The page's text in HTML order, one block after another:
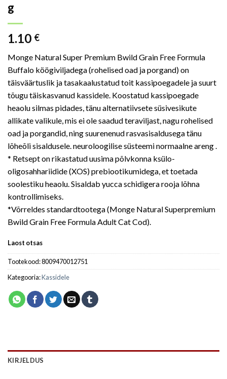
g
1.10 €
Monge Natural Super Premium Bwild Grain Free Formula
Buffalo köögiviljadega (rohelised oad ja porgand) on
täisväärtuslik ja tasakaalustatud toit kassipoegadele ja suurt
tõugu täiskasvanud kassidele. Koostatud kassipoegade
heaolu silmas pidades, tänu alternatiivsete süsivesikute
allikate valikule, mis ei ole saadud teraviljast, nagu rohelised
oad ja porgandid, ning suurenenud rasvasisaldusega tänu
lõheõli sisaldusele. neuroloogilise süsteemi normaalne areng .
* Retsept on rikastatud uusima põlvkonna ksülo-
oligosahhariidide (XOS) prebiootikumidega, et toetada
soolestiku heaolu. Sisaldab yucca schidigera rooja lõhna
kontrollimiseks.
*Võrreldes standardtootega (Monge Natural Superpremium
Bwild Grain Free Formula Adult Cat Cod).
Laost otsas
Tootekood:8009470012751
Kategooria:Kassidele
KIRJELDUS